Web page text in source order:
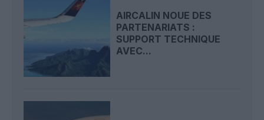
AIRCALIN NOUE DES
PARTENARIATS :
SUPPORT TECHNIQUE
AVEC...